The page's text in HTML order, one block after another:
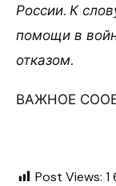
России. К
помощи в
отказом.
ВАЖНОЕ
Post Views: 1